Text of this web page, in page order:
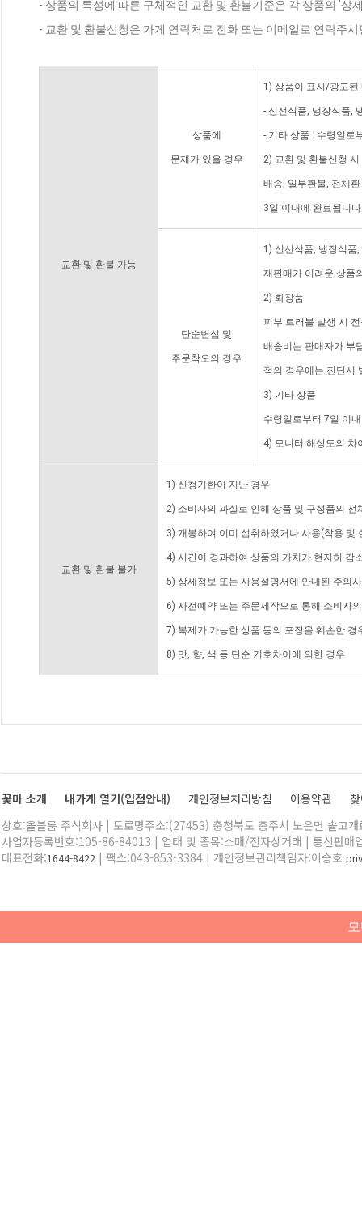
- 상품의 특성에 따른 구체적인 교환 및 환불기준은 각 상품의 '상
- 교환 및 환불신청은 가게 연락처로 전화 또는 이메일로 연락주
교환 및 환불 가능
상품에
문제가 있을 경우
1) 상품이 표시/광고된
- 신선식품, 냉장식품,
- 기타 상품 : 수령일로
2) 교환 및 환불신청
배송, 일부환불, 전체
3일 이내에 완료됩니
단순변심 및
주문착오의 경우
1) 신선식품, 냉장식품
재판매가 어려운 상품
2) 화장품
피부 트러블 발생 시
배송비는 판매자가 부
적의 경우에는 진단서
3) 기타 상품
수령일로부터 7일 이
4) 모니터 해상도의 차
교환 및 환불 불가
1) 신청기한이 지난 경우
2) 소비자의 과실로 인해 상품 및 구성품의
3) 개봉하여 이미 섭취하였거나 사용(착용 및
4) 시간이 경과하여 상품의 가치가 현저히 감
5) 상세정보 또는 사용설명서에 안내된 주의
6) 사전예약 또는 주문제작으로 통해 소비자
7) 복제가 가능한 상품 등의 포장을 훼손한 경
8) 맛, 향, 색 등 단순 기호차이에 의한 경우
꽃마 소개 내가게 열기(입점안내) 개인정보처리방침 이용약관
상호:올블룸 주식회사 | 도로명주소:(27453) 충청북도 충주시 노은면 솔고
사업자등록번호:105-86-84013 | 업태 및 종목:소매/전자상거래 | 통신판매
대표전화:1644-8422 | 팩스:043-853-3384 | 개인정보관리책임자:이승호